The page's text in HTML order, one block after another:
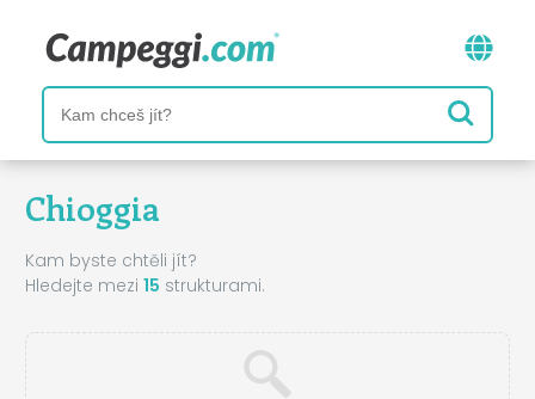
Chioggia
Kam byste chtěli jít?
Hledejte mezi 15 strukturami.